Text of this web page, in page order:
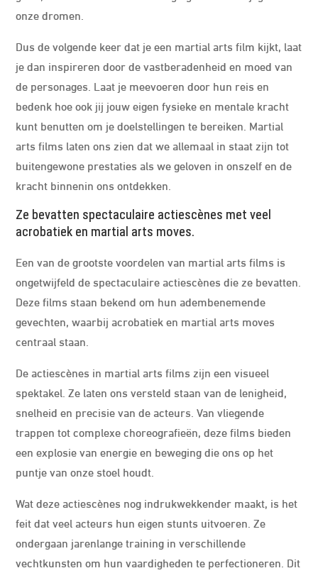
onze dromen.
Dus de volgende keer dat je een martial arts film kijkt, laat
je dan inspireren door de vastberadenheid en moed van
de personages. Laat je meevoeren door hun reis en
bedenk hoe ook jij jouw eigen fysieke en mentale kracht
kunt benutten om je doelstellingen te bereiken. Martial
arts films laten ons zien dat we allemaal in staat zijn tot
buitengewone prestaties als we geloven in onszelf en de
kracht binnenin ons ontdekken.
Ze bevatten spectaculaire actiescènes met veel
acrobatiek en martial arts moves.
Een van de grootste voordelen van martial arts films is
ongetwijfeld de spectaculaire actiescènes die ze bevatten.
Deze films staan bekend om hun adembenemende
gevechten, waarbij acrobatiek en martial arts moves
centraal staan.
De actiescènes in martial arts films zijn een visueel
spektakel. Ze laten ons versteld staan van de lenigheid,
snelheid en precisie van de acteurs. Van vliegende
trappen tot complexe choreografieën, deze films bieden
een explosie van energie en beweging die ons op het
puntje van onze stoel houdt.
Wat deze actiescènes nog indrukwekkender maakt, is het
feit dat veel acteurs hun eigen stunts uitvoeren. Ze
ondergaan jarenlange training in verschillende
vechtkunsten om hun vaardigheden te perfectioneren. Dit